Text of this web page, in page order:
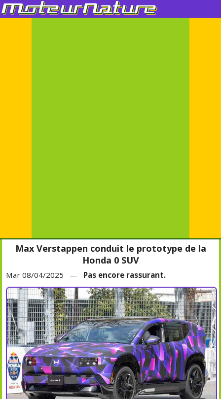
Max Verstappen conduit le prototype de la
Honda 0 SUV
Mar 08/04/2025 — Pas encore rassurant.